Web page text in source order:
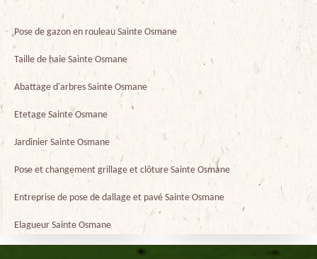
Pose de gazon en rouleau Sainte Osmane
Taille de haie Sainte Osmane
Abattage d'arbres Sainte Osmane
Etetage Sainte Osmane
Jardinier Sainte Osmane
Pose et changement grillage et clôture Sainte Osmane
Entreprise de pose de dallage et pavé Sainte Osmane
Elagueur Sainte Osmane